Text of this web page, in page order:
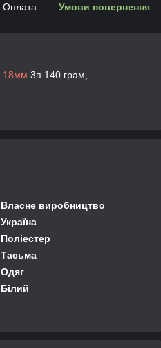
Оплата Умови повернення
18мм 3п 140 грам,
Власне виробництво
Україна
Поліестер
Тасьма
Одяг
Білий